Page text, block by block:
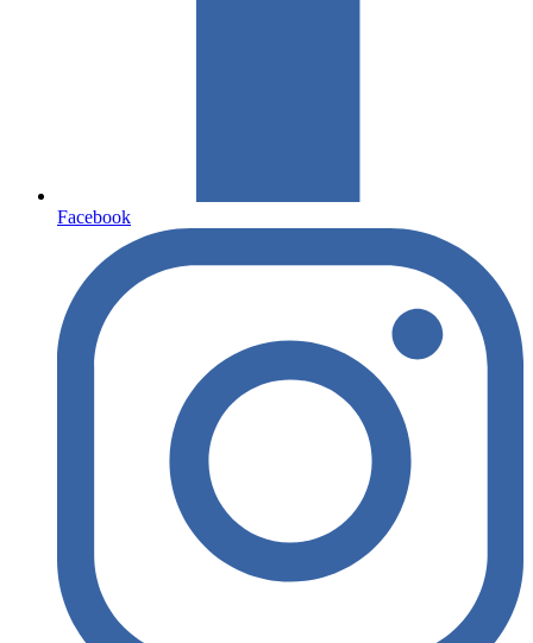
Facebook